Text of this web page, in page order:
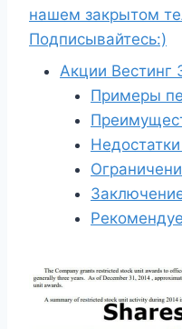
нашем закрытом
Подписывайтесь:)
Акции Вестинг
Примеры